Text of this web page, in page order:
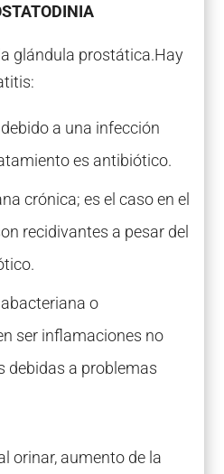
glándula prostática.Hay
a una infección
es antibiótico.
crónica; es el caso en el
recidivantes a pesar del
o
ser inflamaciones no
debidas a problemas
orinar, aumento de la